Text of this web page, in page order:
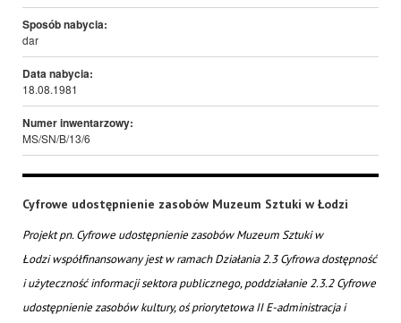
Sposób nabycia:
dar
Data nabycia:
18.08.1981
Numer inwentarzowy:
MS/SN/B/13/6
Cyfrowe udostępnienie zasobów Muzeum Sztuki w Łodzi
Projekt pn. Cyfrowe udostępnienie zasobów Muzeum Sztuki w
Łodzi współfinansowany jest w ramach Działania 2.3 Cyfrowa dostępność
i użyteczność informacji sektora publicznego, poddziałanie 2.3.2 Cyfrowe
udostępnienie zasobów kultury, oś priorytetowa II E-administracja i